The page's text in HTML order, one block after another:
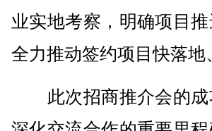
业实地考察，明确项目
全力推动签约项目快落
此次招商推介会的成